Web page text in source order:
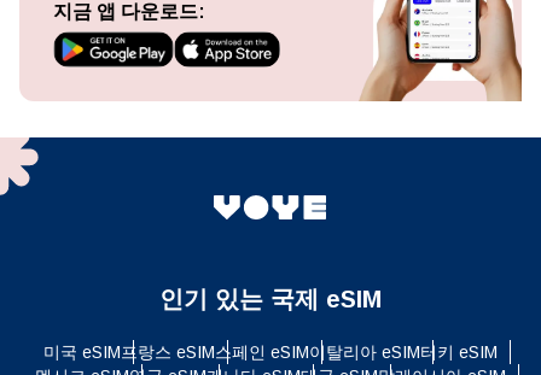
지금 앱 다운로드:
인기 있는 국제 eSIM
미국 eSIM프랑스 eSIM스페인 eSIM이탈리아 eSIM터키 eSIM